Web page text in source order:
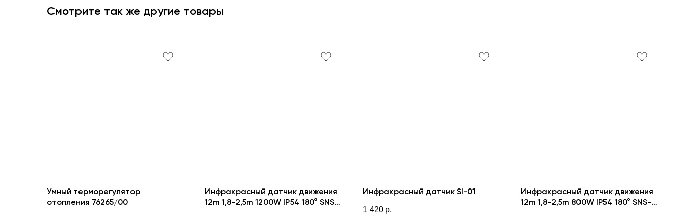
Смотрите так же другие товары
Умный терморегулятор
отопления 76265/00
Инфракрасный датчик движения
12m 1,8-2,5m 1200W IP54 180° SNS-
Инфракрасный датчик SI-01
1 420 р.
Инфракрасный датчик движения
12m 1,8-2,5m 800W IP54 180° SNS-